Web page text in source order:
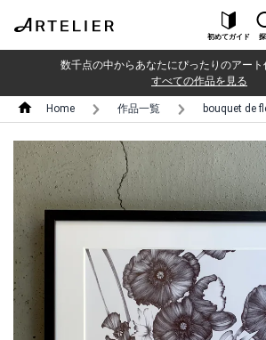
初めてガイド
数千点の中からあなたにぴったりのアー
すべての作品を見る
Home 作品一覧 bouquet de